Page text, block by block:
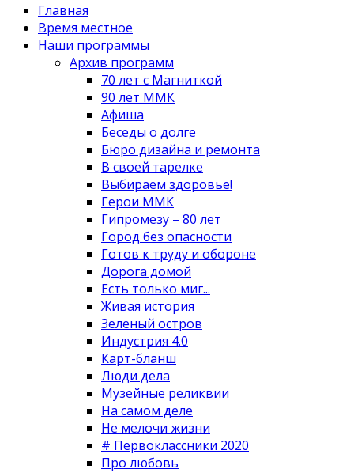
Главная
Время местное
Наши программы
Архив программ
70 лет с Магниткой
90 лет ММК
Афиша
Беседы о долге
Бюро дизайна и ремонта
В своей тарелке
Выбираем здоровье!
Герои ММК
Гипромезу – 80 лет
Город без опасности
Готов к труду и обороне
Дорога домой
Есть только миг...
Живая история
Зеленый остров
Индустрия 4.0
Карт-бланш
Люди дела
Музейные реликвии
На самом деле
Не мелочи жизни
# Первоклассники 2020
Про любовь